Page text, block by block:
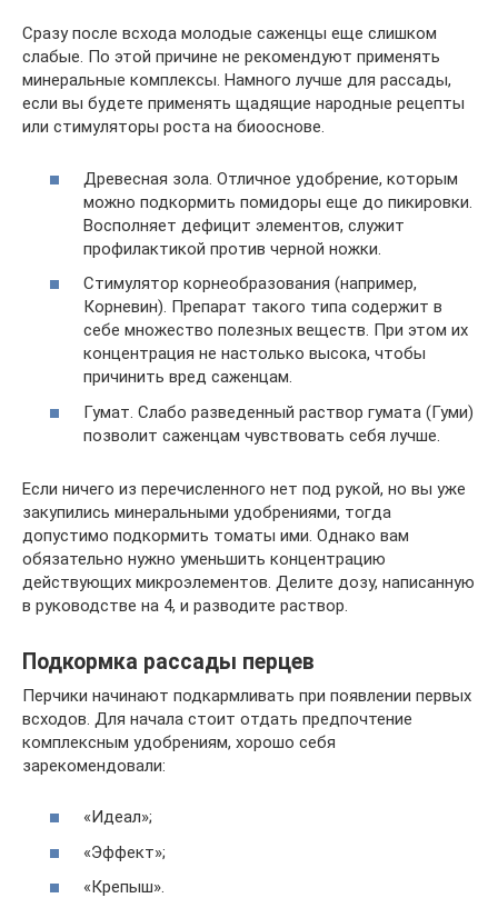
Сразу после всхода молодые саженцы еще слишком
слабые. По этой причине не рекомендуют применять
минеральные комплексы. Намного лучше для рассады,
если вы будете применять щадящие народные рецепты
или стимуляторы роста на биооснове.
Древесная зола. Отличное удобрение, которым
можно подкормить помидоры еще до пикировки.
Восполняет дефицит элементов, служит
профилактикой против черной ножки.
Стимулятор корнеобразования (например,
Корневин). Препарат такого типа содержит в
себе множество полезных веществ. При этом их
концентрация не настолько высока, чтобы
причинить вред саженцам.
Гумат. Слабо разведенный раствор гумата (Гуми)
позволит саженцам чувствовать себя лучше.
Если ничего из перечисленного нет под рукой, но вы уже
закупились минеральными удобрениями, тогда
допустимо подкормить томаты ими. Однако вам
обязательно нужно уменьшить концентрацию
действующих микроэлементов. Делите дозу, написанную
в руководстве на 4, и разводите раствор.
Подкормка рассады перцев
Перчики начинают подкармливать при появлении первых
всходов. Для начала стоит отдать предпочтение
комплексным удобрениям, хорошо себя
зарекомендовали:
«Идеал»;
«Эффект»;
«Крепыш».